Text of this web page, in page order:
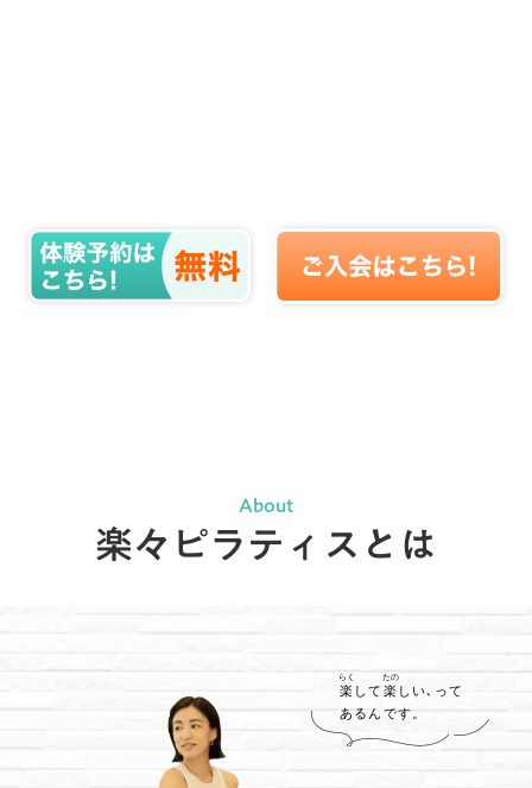
About
楽々ピラティスとは